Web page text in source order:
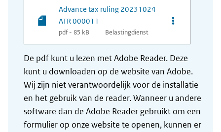
Advance tax ruling 20231024
ATR 000011
pdf - 85 kB Belastingdienst
Opties van
De pdf kunt u lezen met Adobe Reader. Deze
kunt u downloaden op de website van Adobe.
Wij zijn niet verantwoordelijk voor de installatie
en het gebruik van de reader. Wanneer u andere
software dan de Adobe Reader gebruikt om een
formulier op onze website te openen, kunnen er